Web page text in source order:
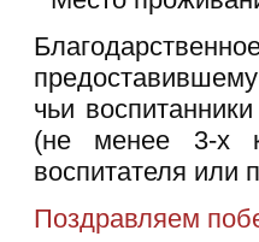
чьи
(не менее 3-х
воспитателя или
Поздравляем